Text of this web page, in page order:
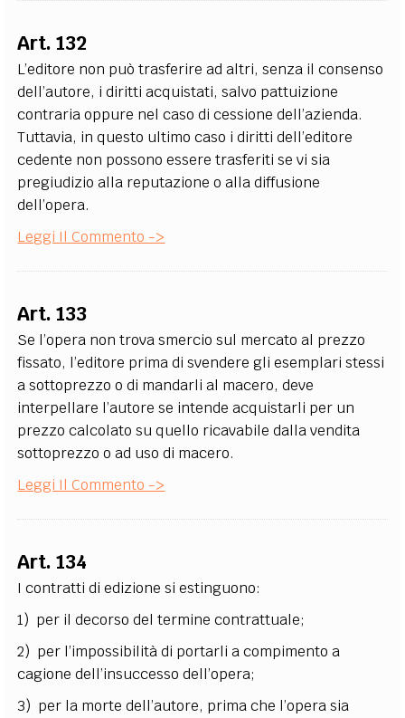
Art. 132
L’editore non può trasferire ad altri, senza il consenso
dell’autore, i diritti acquistati, salvo pattuizione
contraria oppure nel caso di cessione dell’azienda.
Tuttavia, in questo ultimo caso i diritti dell’editore
cedente non possono essere trasferiti se vi sia
pregiudizio alla reputazione o alla diffusione
dell’opera.
Leggi Il Commento ->
Art. 133
Se l’opera non trova smercio sul mercato al prezzo
fissato, l’editore prima di svendere gli esemplari stessi
a sottoprezzo o di mandarli al macero, deve
interpellare l’autore se intende acquistarli per un
prezzo calcolato su quello ricavabile dalla vendita
sottoprezzo o ad uso di macero.
Leggi Il Commento ->
Art. 134
I contratti di edizione si estinguono:
1) per il decorso del termine contrattuale;
2) per l’impossibilità di portarli a compimento a
cagione dell’insuccesso dell’opera;
3) per la morte dell’autore, prima che l’opera sia